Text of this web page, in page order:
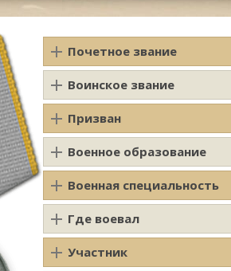
Почетное звание
Воинское звание
Призван
Военное образование
Военная специальность
Где воевал
Участник